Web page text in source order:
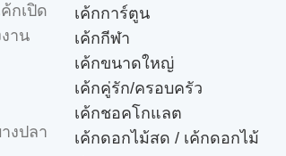
กเปิด
าน
งปลา
เค้กการ์ตูน
เค้กกีฬา
เค้กขนาดใหญ่
เค้กคู่รัก/ครอบครัว
เค้กชอคโกแลต
เค้กดอกไม้สด / เค้กดอกไม้